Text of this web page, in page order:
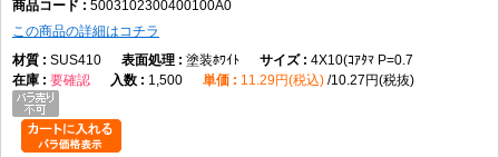
5003102300400100A0
この商品の詳細はコチラ
SUS410
塗装ﾎﾜｲﾄ
4X10(ｺｱﾀﾏ P=0.7
要確認
1,500 11.29円(税込) 10.27円(税抜)